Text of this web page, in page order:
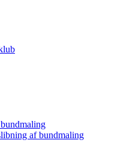
af bundmaling